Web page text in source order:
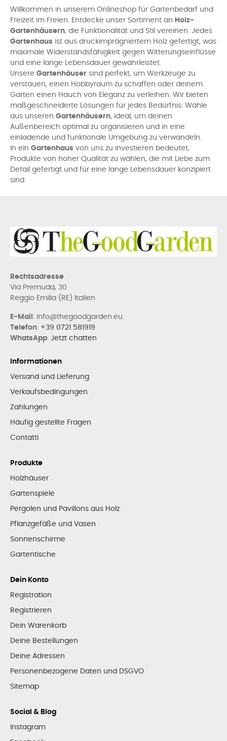
Willkommen in unserem Onlineshop für Gartenbedarf und
Freizeit im Freien. Entdecke unser Sortiment an Holz-
Gartenhäusern, die Funktionalität und Stil vereinen. Jedes
Gartenhaus ist aus druckimprägniertem Holz gefertigt, was
maximale Widerstandsfähigkeit gegen Witterungseinflüsse
und eine lange Lebensdauer gewährleistet.
Unsere Gartenhäuser sind perfekt, um Werkzeuge zu
verstauen, einen Hobbyraum zu schaffen oder deinem
Garten einen Hauch von Eleganz zu verleihen. Wir bieten
maßgeschneiderte Lösungen für jedes Bedürfnis: Wähle
aus unseren Gartenhäusern, ideal, um deinen
Außenbereich optimal zu organisieren und in eine
einladende und funktionale Umgebung zu verwandeln.
In ein Gartenhaus von uns zu investieren bedeutet,
Produkte von hoher Qualität zu wählen, die mit Liebe zum
Detail gefertigt und für eine lange Lebensdauer konzipiert
sind.
Rechtsadresse
Via Premuda, 30
Reggio Emilia (RE) Italien
E-Mail : info@thegoodgarden.eu
Telefon: +39 0721 581919
WhatsApp: Jetzt chatten
Informationen
Versand und Lieferung
Verkaufsbedingungen
Zahlungen
Häufig gestellte Fragen
Contatti
Produkte
Holzhäuser
Gartenspiele
Pergolen und Pavillons aus Holz
Pflanzgefäße und Vasen
Sonnenschirme
Gartentische
Dein Konto
Registration
Registrieren
Dein Warenkorb
Deine Bestellungen
Deine Adressen
Personenbezogene Daten und DSGVO
Sitemap
Social & Blog
Instagram